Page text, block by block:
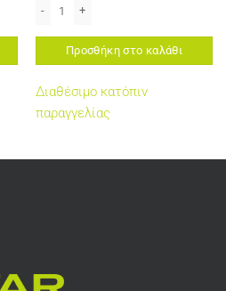
Προσθήκη στο καλάθι
Διαθέσιμο κατόπιν
παραγγελίας